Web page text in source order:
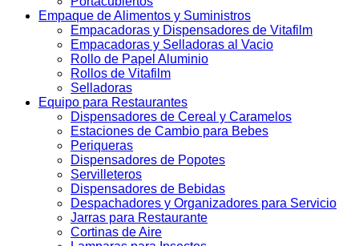
Empaque de Alimentos y Suministros
Empacadoras y Dispensadores de Vitafilm
Empacadoras y Selladoras al Vacio
Rollo de Papel Aluminio
Rollos de Vitafilm
Selladoras
Equipo para Restaurantes
Dispensadores de Cereal y Caramelos
Estaciones de Cambio para Bebes
Periqueras
Dispensadores de Popotes
Servilleteros
Dispensadores de Bebidas
Despachadores y Organizadores para Servicio
Jarras para Restaurante
Cortinas de Aire